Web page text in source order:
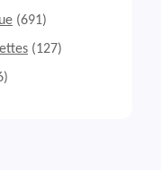
(691)
(127)